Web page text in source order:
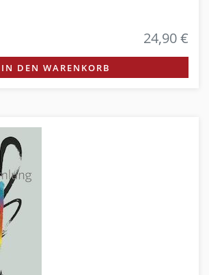
24,90 €
IN DEN WARENKORB